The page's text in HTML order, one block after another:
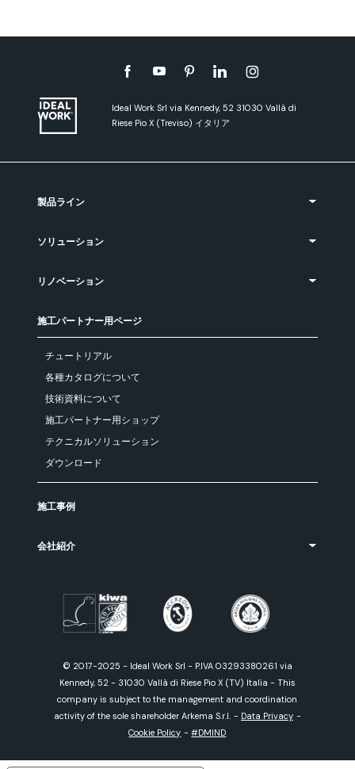
Ideal Work Srl via Kennedy, 52 31030 Vallà di
Riese Pio X (Treviso) イタリア
製品ライン
ソリューション
リノベーション
施工パートナー用ページ
チュートリアル
各種カタログについて
技術資料について
施工パートナー用ショップ
テクニカルソリューション
ダウンロード
施工事例
会社紹介
© 2017-2025 - Ideal Work Srl - P.IVA 03293380261 via
Kennedy, 52 - 31030 Vallà di Riese Pio X (TV) Italia - This
company is subject to the management and coordination
activity of the sole shareholder Arkema S.r.l. - Data Privacy -
Cookie Policy -#DMIND